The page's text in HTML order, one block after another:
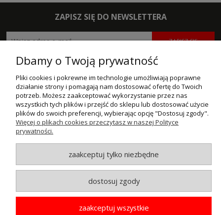
ZAPISZ SIĘ DO NEWSLETTERA
ZAPISZ SIĘ
POMOC
MOJE KONTO
PŁATNOŚCI I DOSTAWA
O NAS
© MAXSOTE 2026.Wszystkie prawa zastrzeżone.
Dbamy o Twoją prywatność
Pliki cookies i pokrewne im technologie umożliwiają poprawne
działanie strony i pomagają nam dostosować ofertę do Twoich
potrzeb. Możesz zaakceptować wykorzystanie przez nas
wszystkich tych plików i przejść do sklepu lub dostosować użycie
plików do swoich preferencji, wybierając opcję "Dostosuj zgody".
Więcej o plikach cookies przeczytasz w naszej Polityce
prywatności.
zaakceptuj tylko niezbędne
dostosuj zgody
zaakceptuj wszystkie